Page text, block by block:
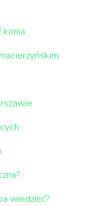
konia
wiedzieć?